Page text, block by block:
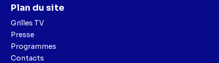
Plan du site
Grilles TV
Presse
Programmes
Contacts